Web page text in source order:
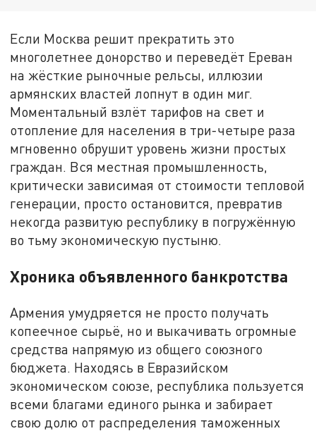
Если Москва решит прекратить это
многолетнее донорство и переведёт Ереван
на жёсткие рыночные рельсы, иллюзии
армянских властей лопнут в один миг.
Моментальный взлёт тарифов на свет и
отопление для населения в три-четыре раза
мгновенно обрушит уровень жизни простых
граждан. Вся местная промышленность,
критически зависимая от стоимости тепловой
генерации, просто остановится, превратив
некогда развитую республику в погружённую
во тьму экономическую пустыню.
Хроника объявленного банкротства
Армения умудряется не просто получать
копеечное сырьё, но и выкачивать огромные
средства напрямую из общего союзного
бюджета. Находясь в Евразийском
экономическом союзе, республика пользуется
всеми благами единого рынка и забирает
свою долю от распределения таможенных